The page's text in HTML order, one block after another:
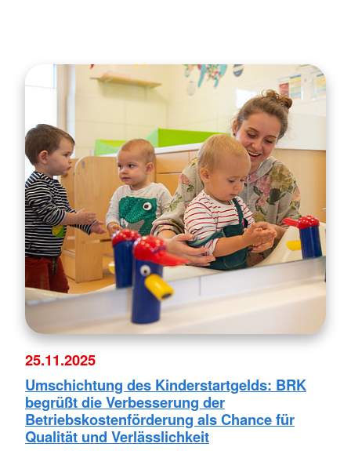
25.11.2025
Umschichtung des Kinderstartgelds: BRK
begrüßt die Verbesserung der
Betriebskostenförderung als Chance für
Qualität und Verlässlichkeit